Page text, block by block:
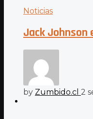
Noticias
Jack Johnson
by Zumbido.cl 2